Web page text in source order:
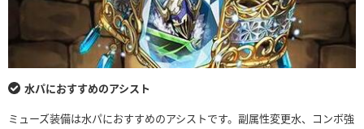
水パにおすすめのアシスト
ミューズ装備は水パにおすすめのアシストです。副属性変更水、コンボ強